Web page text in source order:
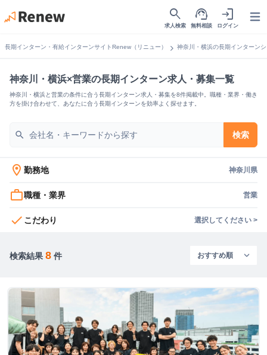
search
求人検索
support_agent
無料相談
login
ログイン
長期インターン・有給インターンサイトRenew（リニュー） chevron_right 神奈川・横浜の長期インターン
神奈川・横浜×営業の長期インターン求人・募集一覧
神奈川・横浜と営業の条件に合う長期インターン求人・募集を8件掲載中。職種・業界・働き
方を掛け合わせて、あなたに合う長期インターンを効率よく探せます。
search 検索
location_on 勤務地 神奈川県
work_outline職種・業界 営業
check こだわり 選択してください >
検索結果 8 件